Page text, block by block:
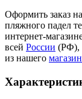
Оформить заказ
пляжного падел
интернет-
всей России (РФ),
из нашего